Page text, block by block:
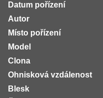
Datum pořízení
Autor
Místo pořízení
Model
Clona
Ohnisková vzdálenost
Blesk